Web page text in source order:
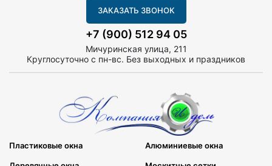
ЗАКАЗАТЬ ЗВОНОК
+7 (900) 512 94 05
Мичуринская улица, 211
Круглосуточно с пн-вс. Без выходных и праздников
Пластиковые окна Алюминиевые окна